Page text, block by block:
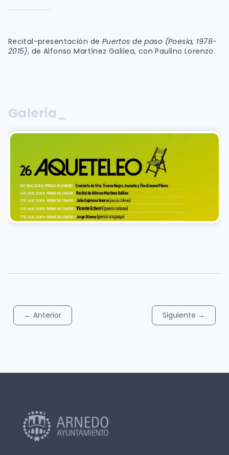
Recital-presentación de Puertos de paso (Poesía, 1978-
2015), de Alfonso Martínez Galilea, con Paulino Lorenzo.
Galería_
← Anterior Siguiente →